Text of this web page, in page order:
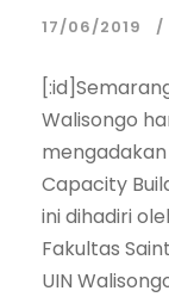
17/06/2019
Walisongo
Capacity
ini dihadiri
Fakultas
UIN